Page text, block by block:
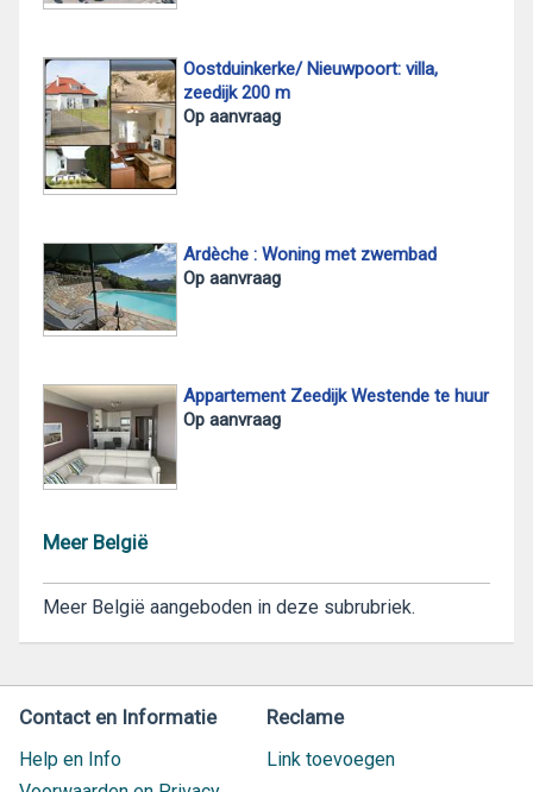
Oostduinkerke/ Nieuwpoort: villa,
zeedijk 200 m
Op aanvraag
Ardèche : Woning met zwembad
Op aanvraag
Appartement Zeedijk Westende te huur
Op aanvraag
Meer België
Meer België aangeboden in deze subrubriek.
Contact en Informatie
Help en Info
Reclame
Link toevoegen